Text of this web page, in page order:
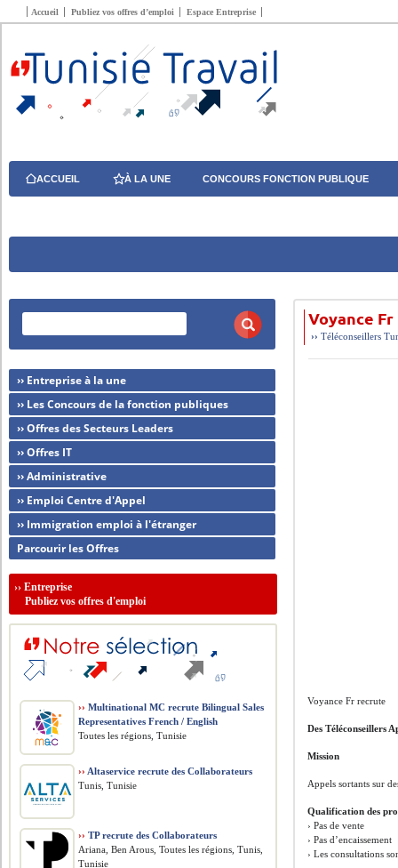
Accueil Publiez vos offres d’emploi Espace Entreprise
ACCUEIL À LA UNE CONCOURS FONCTION PUBLIQUE
Voyance
››Téléconseillers
Voyance Fr recrute
Des Téléconseillers
Mission
Appels sortants sur
Qualification des
› Pas de vente
› Pas d’encaissement
› Les consultations
›› Entreprise à la une
›› Les Concours de la fonction publiques
›› Offres des Secteurs Leaders
›› Offres IT
›› Administrative
›› Emploi Centre d'Appel
›› Immigration emploi à l'étranger
Parcourir les Offres
››Entreprise
Publiez vos offres d'emploi
›› Multinational MC recrute Bilingual Sales
Representatives French / English
Toutes les régions, Tunisie
›› Altaservice recrute des Collaborateurs
Tunis, Tunisie
›› TP recrute des Collaborateurs
Ariana, Ben Arous, Toutes les régions, Tunis,
Tunisie